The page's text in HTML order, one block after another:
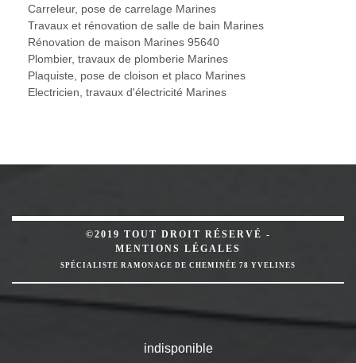
Carreleur, pose de carrelage Marines
Travaux et rénovation de salle de bain Marines
Rénovation de maison Marines 95640
Plombier, travaux de plomberie Marines
Plaquiste, pose de cloison et placo Marines
Electricien, travaux d'électricité Marines
©2019 TOUT DROIT RÉSERVÉ -
MENTIONS LÉGALES
SPÉCIALISTE RAMONAGE DE CHEMINÉE 78 YVELINES
indisponible